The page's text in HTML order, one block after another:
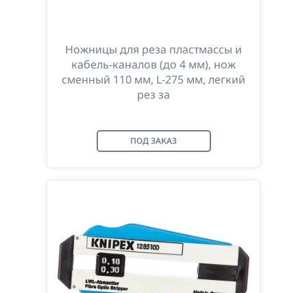
Ножницы для реза пластмассы и
кабель-каналов (до 4 мм), нож
сменный 110 мм, L-275 мм, легкий
рез за
ПОД ЗАКАЗ